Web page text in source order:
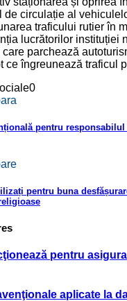
de circulație al
traficului rutier în
lucrătorilor instituției
parchează
ce îngreunează traficul
0
pentru
pentru buna
pentru
aplicate la